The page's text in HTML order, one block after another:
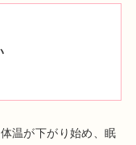
温が下がり始め、眠